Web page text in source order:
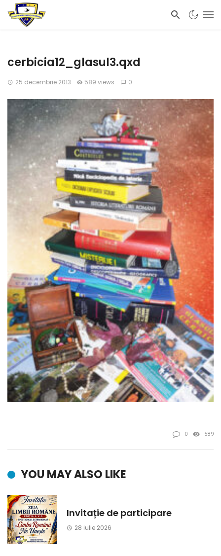
cerbicia12_glasul3.qxd
25 decembrie 2013 589 views 0
0 589
YOU MAY ALSO LIKE
Invitație de participare
28 iulie 2026